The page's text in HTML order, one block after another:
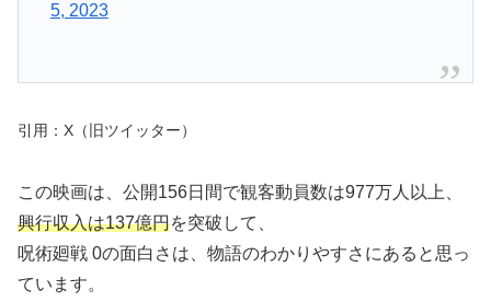
5, 2023
引用：X（旧ツイッター）
この映画は、公開156日間で観客動員数は977万人以上、
興行収入は137億円を突破して、
呪術廻戦 0の面白さは、物語のわかりやすさにあると思っ
ています。